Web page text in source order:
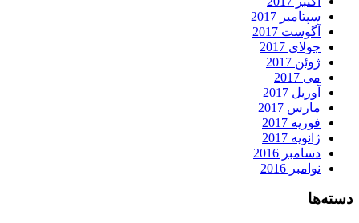
سپتامبر 2017
آگوست 2017
جولای 2017
ژوئن 2017
می 2017
آوریل 2017
مارس 2017
فوریه 2017
ژانویه 2017
دسامبر 2016
نوامبر 2016
دسته‌ها